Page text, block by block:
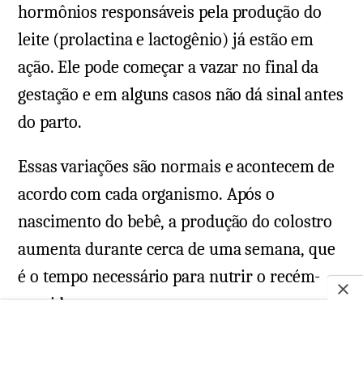
hormônios responsáveis pela produção do
leite (prolactina e lactogênio) já estão em
ação. Ele pode começar a vazar no final da
gestação e em alguns casos não dá sinal antes
do parto.
Essas variações são normais e acontecem de
acordo com cada organismo. Após o
nascimento do bebê, a produção do colostro
aumenta durante cerca de uma semana, que
é o tempo necessário para nutrir o recém-
nascido.